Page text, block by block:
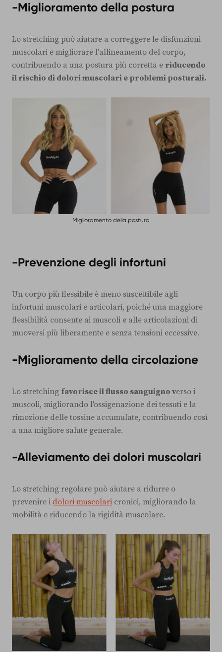
-Miglioramento della postura
Lo stretching può aiutare a correggere le disfunzioni
muscolari e migliorare l'allineamento del corpo,
contribuendo a una postura più corretta e riducendo
il rischio di dolori muscolari e problemi posturali.
Miglioramento della postura
-Prevenzione degli infortuni
Un corpo più flessibile è meno suscettibile agli
infortuni muscolari e articolari, poiché una maggiore
flessibilità consente ai muscoli e alle articolazioni di
muoversi più liberamente e senza tensioni eccessive.
-Miglioramento della circolazione
Lo stretching favorisce il flusso sanguigno verso i
muscoli, migliorando l'ossigenazione dei tessuti e la
rimozione delle tossine accumulate, contribuendo così
a una migliore salute generale.
-Alleviamento dei dolori muscolari
Lo stretching regolare può aiutare a ridurre o
prevenire i dolori muscolari cronici, migliorando la
mobilità e riducendo la rigidità muscolare.